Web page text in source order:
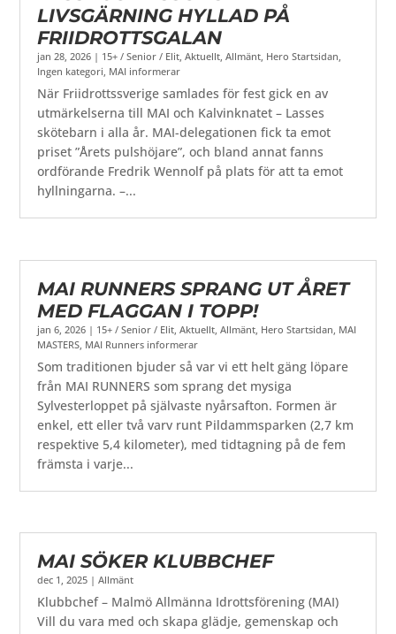
LIVSGÄRNING HYLLAD PÅ
FRIIDROTTSGALAN
jan 28, 2026 | 15+ / Senior / Elit,Aktuellt,Allmänt, Hero Startsidan,
Ingen kategori, MAI informerar
När Friidrottssverige samlades för fest gick en av
utmärkelserna till MAI och Kalvinknatet – Lasses
skötebarn i alla år. MAI-delegationen fick ta emot
priset ”Årets pulshöjare”, och bland annat fanns
ordförande Fredrik Wennolf på plats för att ta emot
hyllningarna. –...
MAI RUNNERS SPRANG UT ÅRET
MED FLAGGAN I TOPP!
jan 6, 2026 | 15+ / Senior / Elit ,Aktuellt ,Allmänt Hero Startsidan MAI
MASTERS MAI Runners informerar
Som traditionen bjuder så var vi ett helt gäng löpare
från MAI RUNNERS som sprang det mysiga
Sylvesterloppet på självaste nyårsafton. Formen är
enkel, ett eller två varv runt Pildammsparken (2,7 km
respektive 5,4 kilometer), med tidtagning på de fem
främsta i varje...
MAI SÖKER KLUBBCHEF
dec 1, 2025 |Allmänt
Klubbchef – Malmö Allmänna Idrottsförening (MAI)
Vill du vara med och skapa glädje, gemenskap och